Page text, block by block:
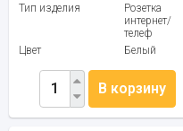
Тип изделия
Розетка
интернет/
телеф
Цвет
Белый
В корзину